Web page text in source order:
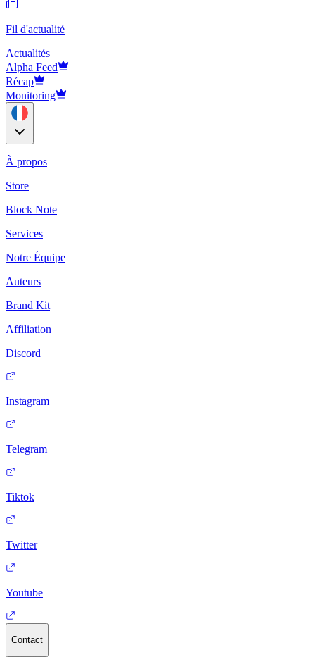
Fil d'actualité
Actualités
Alpha Feed
Récap
Monitoring
À propos
Store
Block Note
Services
Notre Équipe
Auteurs
Brand Kit
Affiliation
Discord
Instagram
Telegram
Tiktok
Twitter
Youtube
Contact